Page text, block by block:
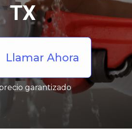
TX
Llamar Ahora
garantizado